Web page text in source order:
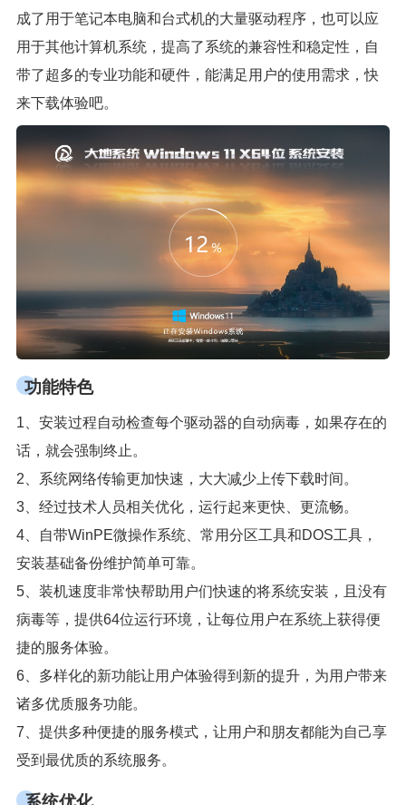
成了用于笔记本电脑和台式机的大量驱动程序，也可以应
用于其他计算机系统，提高了系统的兼容性和稳定性，自
带了超多的专业功能和硬件，能满足用户的使用需求，快
来下载体验吧。
功能特色
1、安装过程自动检查每个驱动器的自动病毒，如果存在的
话，就会强制终止。
2、系统网络传输更加快速，大大减少上传下载时间。
3、经过技术人员相关优化，运行起来更快、更流畅。
4、自带WinPE微操作系统、常用分区工具和DOS工具，
安装基础备份维护简单可靠。
5、装机速度非常快帮助用户们快速的将系统安装，且没有
病毒等，提供64位运行环境，让每位用户在系统上获得便
捷的服务体验。
6、多样化的新功能让用户体验得到新的提升，为用户带来
诸多优质服务功能。
7、提供多种便捷的服务模式，让用户和朋友都能为自己享
受到最优质的系统服务。